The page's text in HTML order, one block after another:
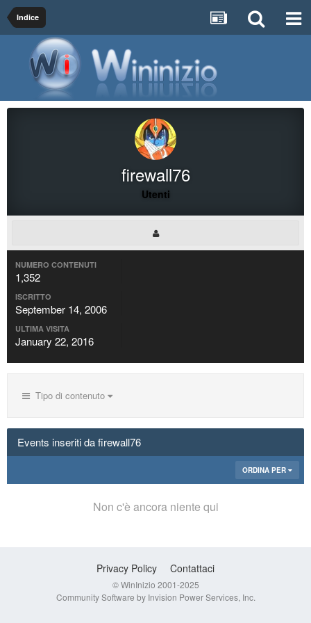
Indice
firewall76
Utenti
NUMERO CONTENUTI
1,352
ISCRITTO
September 14, 2006
ULTIMA VISITA
January 22, 2016
Tipo di contenuto
Events inseriti da firewall76
ORDINA PER
Non c'è ancora niente qui
Privacy Policy Contattaci
© WinInizio 2001-2025
Community Software by Invision Power Services, Inc.